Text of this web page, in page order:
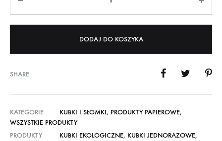
DODAJ DO KOSZYKA
SHARE
KATEGORIE KUBKI I SŁOMKI, PRODUKTY PAPIEROWE,
WSZYSTKIE PRODUKTY
PRODUKTY
KUBKI EKOLOGICZNE, KUBKI JEDNORAZOWE,